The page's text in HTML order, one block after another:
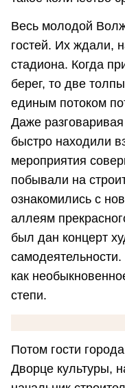
Весь молодой
гостей. Их ждали,
стадиона. Когда
берег, то две
единым потоком
Даже
быстро находили
мероприятия
побывали на
ознакомились с
аллеям
был дан концерт
как
степи.
Потом гости
Дворце культуры,